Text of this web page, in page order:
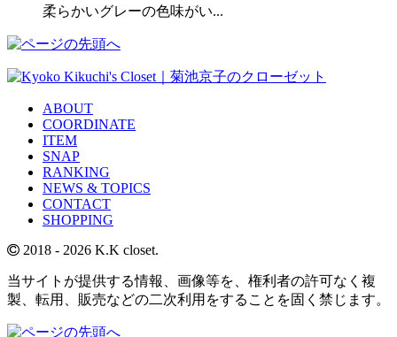
柔らかいグレーの色味がい...
ABOUT
COORDINATE
ITEM
SNAP
RANKING
NEWS & TOPICS
CONTACT
SHOPPING
2018 - 2026 K.K closet.
当サイトが提供する情報、画像等を、権利者の許可なく複
製、転用、販売などの二次利用をすることを固く禁じます。